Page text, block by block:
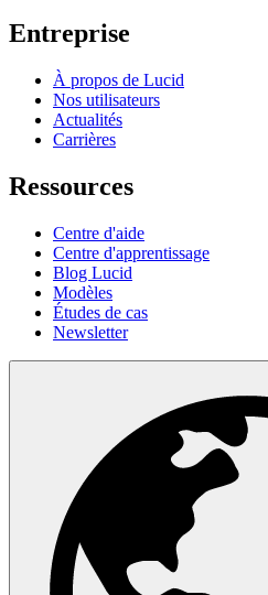
Entreprise
À propos de Lucid
Nos utilisateurs
Actualités
Carrières
Ressources
Centre d'aide
Centre d'apprentissage
Blog Lucid
Modèles
Études de cas
Newsletter